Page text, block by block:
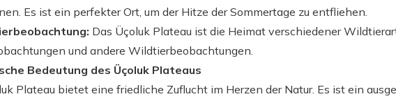
Es ist ein perfekter Ort, um der Hitze der Sommertage zu entfliehen.
Das Üçoluk Plateau ist die Heimat verschiedener
und andere Wildtierbeobachtungen.
Bedeutung des Üçoluk Plateaus
Plateau bietet eine friedliche Zuflucht im Herzen der Natur. Es ist ein